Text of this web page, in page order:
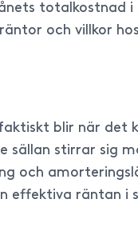
totalkostnad
och villkor
blir när det
stirrar sig
och
effektiva räntan i